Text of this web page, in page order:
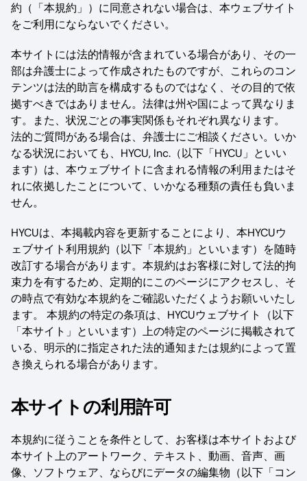
約（「本規約」）に同意されない場合は、本ウェブサイト
をご利用にならないでください。
本サイトには法的情報が含まれている場合があり、その一
部は弁護士によって作成されたものですが、これらのコン
テンツは法的助言を構成するものではなく、その目的で依
拠すべきではありません。法律は州や国によって異なりま
す。また、状況ごとの事実関係もそれぞれ異なります。
法的ご質問がある場合は、弁護士にご相談ください。いか
なる状況においても、HYCU, Inc.（以下「HYCU」といい
ます）は、本ウェブサイトに含まれる情報の利用またはそ
れに依拠したことについて、いかなる種類の責任も負いま
せん。
HYCUは、本掲載内容を更新することにより、本HYCUウ
ェブサイト利用規約（以下「本規約」といいます）を随時
改訂する場合があります。本規約はお客様に対して法的拘
束力を有するため、定期的にこのページにアクセスし、そ
の時点で有効な本規約をご確認いただくようお願いいたし
ます。 本規約の特定の条項は、HYCUウェブサイト（以下
「本サイト」といいます）上の特定のページに掲載されて
いる、明示的に指定された法的通知または規約によって置
き換えられる場合があります。‍
本サイトの利用許可
本規約に従うことを条件として、お客様は本サイトおよび
本サイト上のアートワーク、テキスト、動画、音声、画
像、ソフトウェア、ならびにデータの編集物（以下「コン